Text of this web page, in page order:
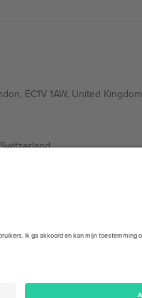
EC1V 1AW, United Kingdom